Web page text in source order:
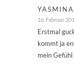
16. Februar
Erstmal
kommt ja
mein